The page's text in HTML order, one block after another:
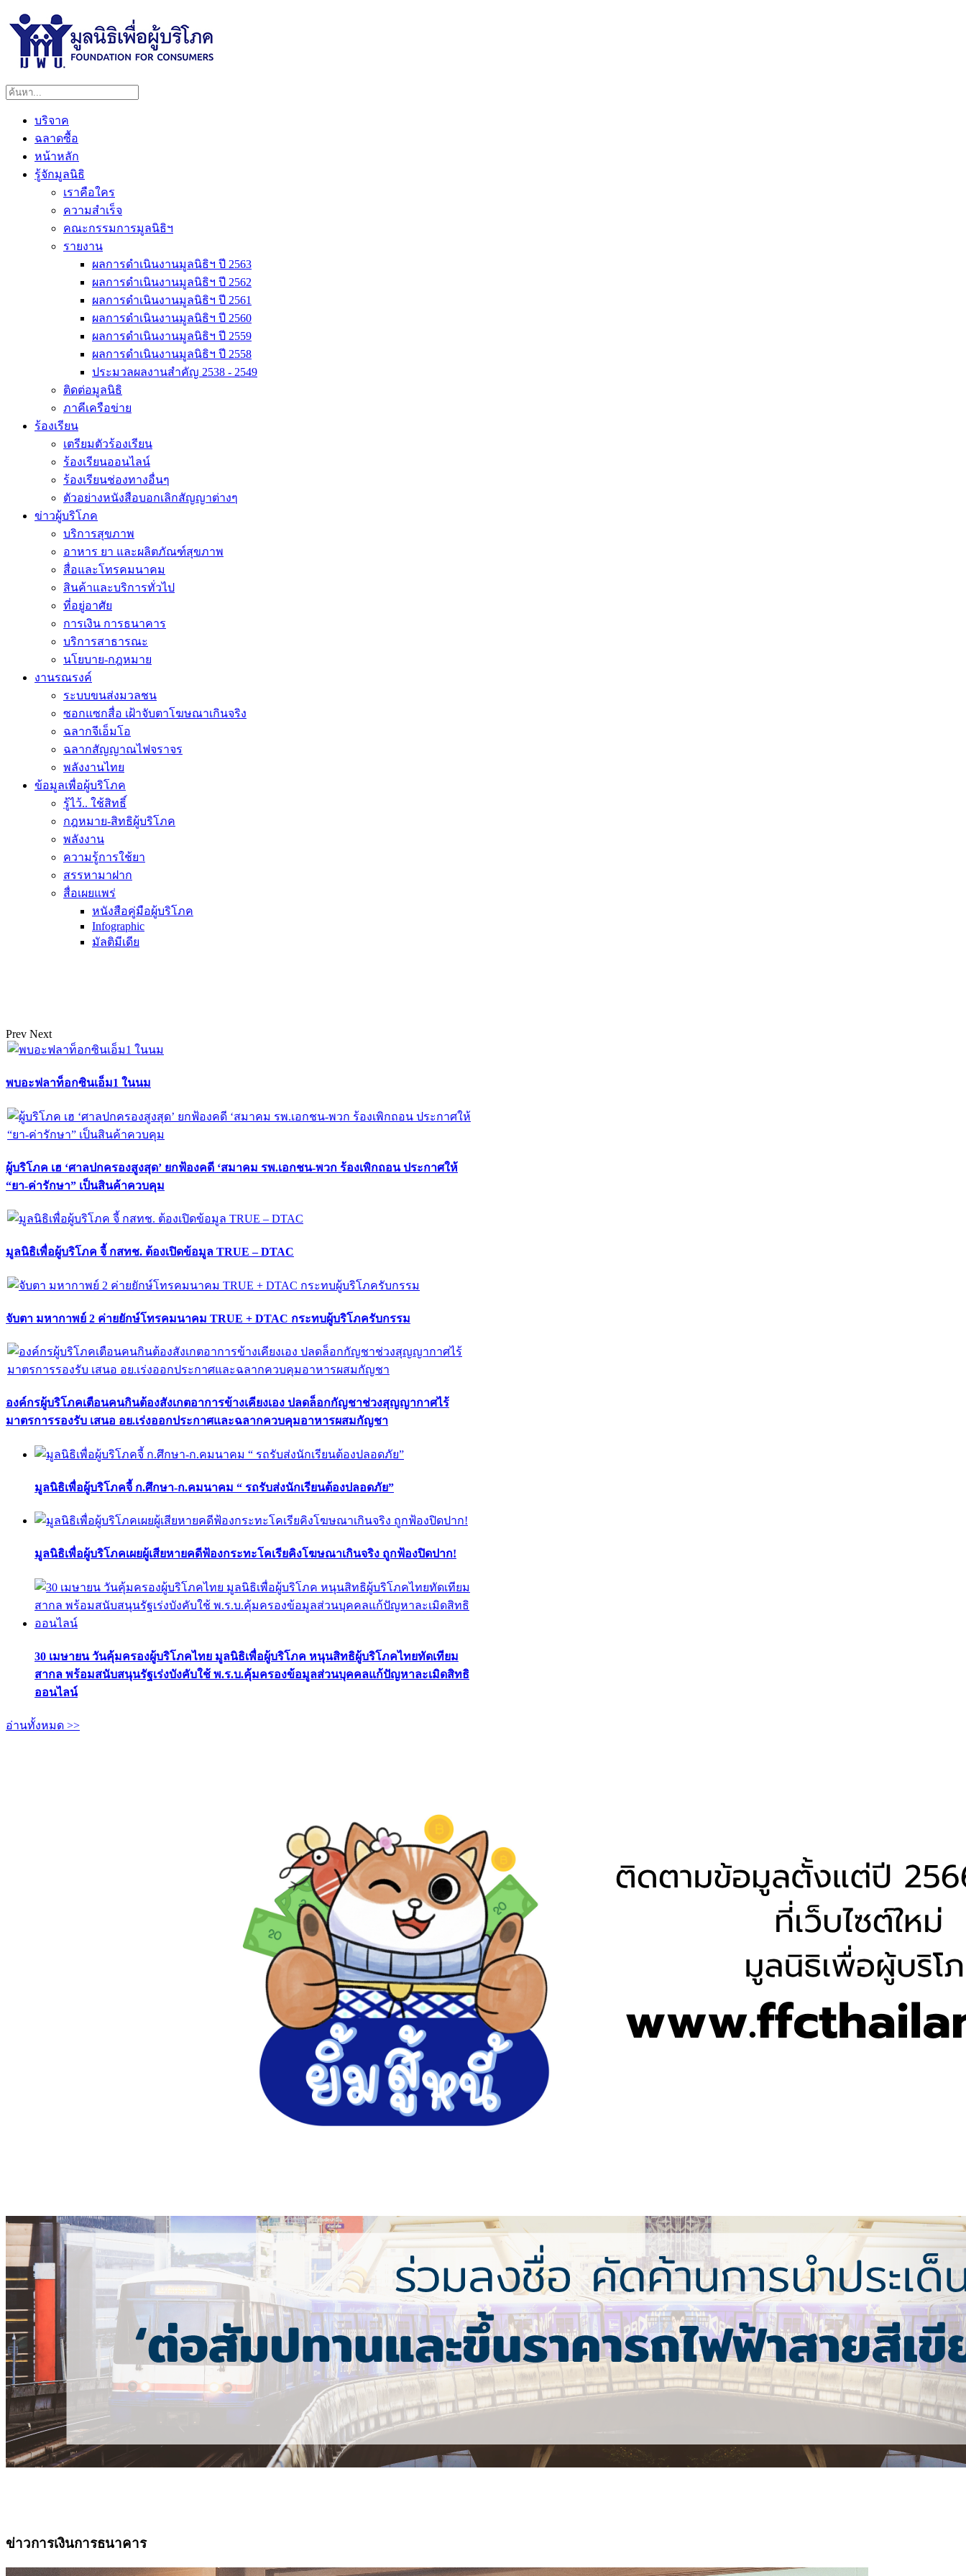
บริจาค
ฉลาดซื้อ
หน้าหลัก
รู้จักมูลนิธิ
เราคือใคร
ความสำเร็จ
คณะกรรมการมูลนิธิฯ
รายงาน
ผลการดำเนินงานมูลนิธิฯ ปี 2563
ผลการดำเนินงานมูลนิธิฯ ปี 2562
ผลการดำเนินงานมูลนิธิฯ ปี 2561
ผลการดำเนินงานมูลนิธิฯ ปี 2560
ผลการดำเนินงานมูลนิธิฯ ปี 2559
ผลการดำเนินงานมูลนิธิฯ ปี 2558
ประมวลผลงานสำคัญ 2538 - 2549
ติดต่อมูลนิธิ
ภาคีเครือข่าย
ร้องเรียน
เตรียมตัวร้องเรียน
ร้องเรียนออนไลน์
ร้องเรียนช่องทางอื่นๆ
ตัวอย่างหนังสือบอกเลิกสัญญาต่างๆ
ข่าวผู้บริโภค
บริการสุขภาพ
อาหาร ยา และผลิตภัณฑ์สุขภาพ
สื่อและโทรคมนาคม
สินค้าและบริการทั่วไป
ที่อยู่อาศัย
การเงิน การธนาคาร
บริการสาธารณะ
นโยบาย-กฎหมาย
งานรณรงค์
ระบบขนส่งมวลชน
ซอกแซกสื่อ เฝ้าจับตาโฆษณาเกินจริง
ฉลากจีเอ็มโอ
ฉลากสัญญาณไฟจราจร
พลังงานไทย
ข้อมูลเพื่อผู้บริโภค
รู้ไว้.. ใช้สิทธิ์
กฎหมาย-สิทธิผู้บริโภค
พลังงาน
ความรู้การใช้ยา
สรรหามาฝาก
สื่อเผยแพร่
หนังสือคู่มือผู้บริโภค
Infographic
มัลติมีเดีย
Prev Next
พบอะฟลาท็อกซินเอ็ม1 ในนม
ผู้บริโภค เฮ ‘ศาลปกครองสูงสุด’ ยกฟ้องคดี ‘สมาคม รพ.เอกชน-พวก ร้องเพิกถอน ประกาศให้
“ยา-ค่ารักษา” เป็นสินค้าควบคุม
มูลนิธิเพื่อผู้บริโภค จี้ กสทช. ต้องเปิดข้อมูล TRUE – DTAC
จับตา มหากาพย์ 2 ค่ายยักษ์โทรคมนาคม TRUE + DTAC กระทบผู้บริโภครับกรรม
องค์กรผู้บริโภคเตือนคนกินต้องสังเกตอาการข้างเคียงเอง ปลดล็อกกัญชาช่วงสุญญากาศไร้
มาตรการรองรับ เสนอ อย.เร่งออกประกาศและฉลากควบคุมอาหารผสมกัญชา
มูลนิธิเพื่อผู้บริโภคจี้ ก.ศึกษา-ก.คมนาคม “ รถรับส่งนักเรียนต้องปลอดภัย”
มูลนิธิเพื่อผู้บริโภคเผยผู้เสียหายคดีฟ้องกระทะโคเรียคิงโฆษณาเกินจริง ถูกฟ้องปิดปาก!
30 เมษายน วันคุ้มครองผู้บริโภคไทย มูลนิธิเพื่อผู้บริโภค หนุนสิทธิผู้บริโภคไทยทัดเทียม
สากล พร้อมสนับสนุนรัฐเร่งบังคับใช้ พ.ร.บ.คุ้มครองข้อมูลส่วนบุคคลแก้ปัญหาละเมิดสิทธิ
ออนไลน์
อ่านทั้งหมด >>
ข่าวการเงินการธนาคาร